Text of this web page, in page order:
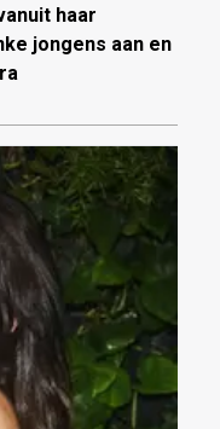
haar
jongens aan en